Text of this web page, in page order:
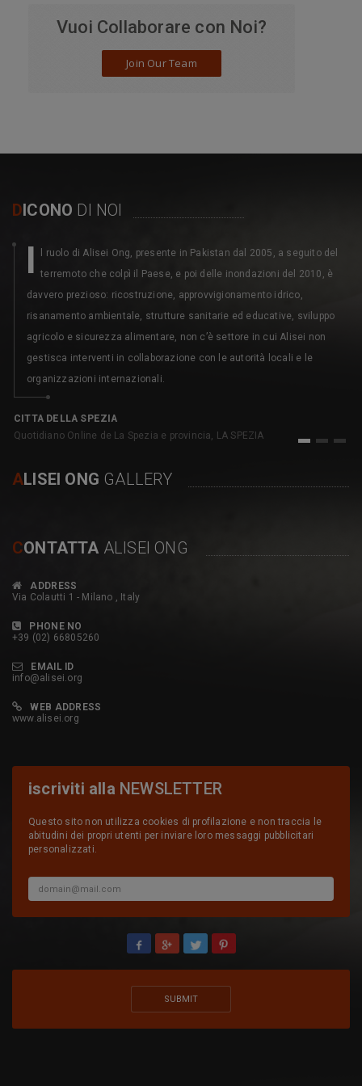
Vuoi Collaborare con Noi?
Join Our Team
DICONO DI NOI
I
l ruolo di Alisei Ong, presente in Pakistan dal 2005, a seguito del
terremoto che colpì il Paese, e poi delle inondazioni del 2010, è
davvero prezioso: ricostruzione, approvvigionamento idrico,
risanamento ambientale, strutture sanitarie ed educative, sviluppo
agricolo e sicurezza alimentare, non c’è settore in cui Alisei non
gestisca interventi in collaborazione con le autorità locali e le
organizzazioni internazionali.
CITTA DELLA SPEZIA
Quotidiano Online de La Spezia e provincia, LA SPEZIA
1 2 3
ALISEI ONG GALLERY
CONTATTA ALISEI ONG
ADDRESS
Via Colautti 1 - Milano , Italy
PHONE NO
+39 (02) 66805260
EMAIL ID
info@alisei.org
WEB ADDRESS
www.alisei.org
iscriviti alla NEWSLETTER
Questo sito non utilizza cookies di profilazione e non traccia le
abitudini dei propri utenti per inviare loro messaggi pubblicitari
personalizzati.